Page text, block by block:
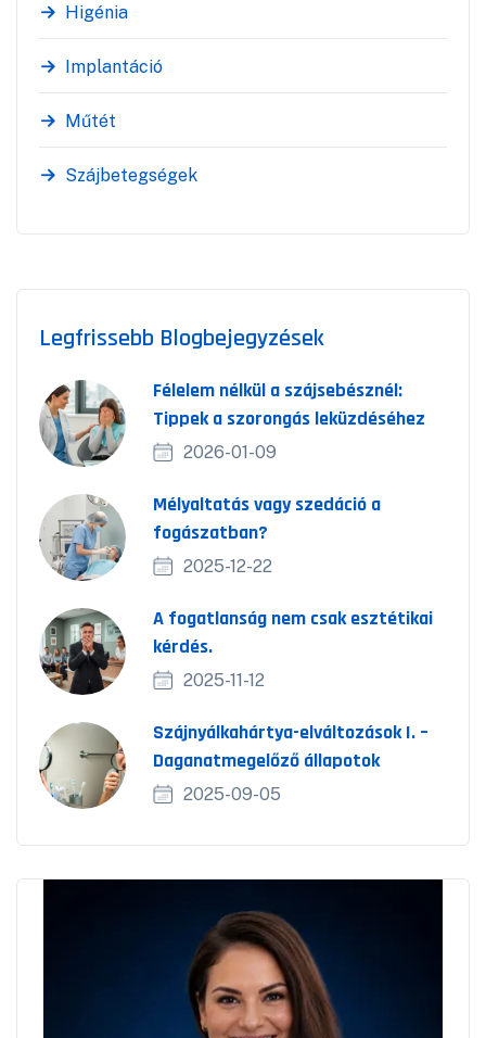
Higénia
Implantáció
Műtét
Szájbetegségek
Legfrissebb Blogbejegyzések
Félelem nélkül a szájsebésznél:
Tippek a szorongás leküzdéséhez
2026-01-09
Mélyaltatás vagy szedáció a
fogászatban?
2025-12-22
A fogatlanság nem csak esztétikai
kérdés.
2025-11-12
Szájnyálkahártya-elváltozások I. –
Daganatmegelőző állapotok
2025-09-05